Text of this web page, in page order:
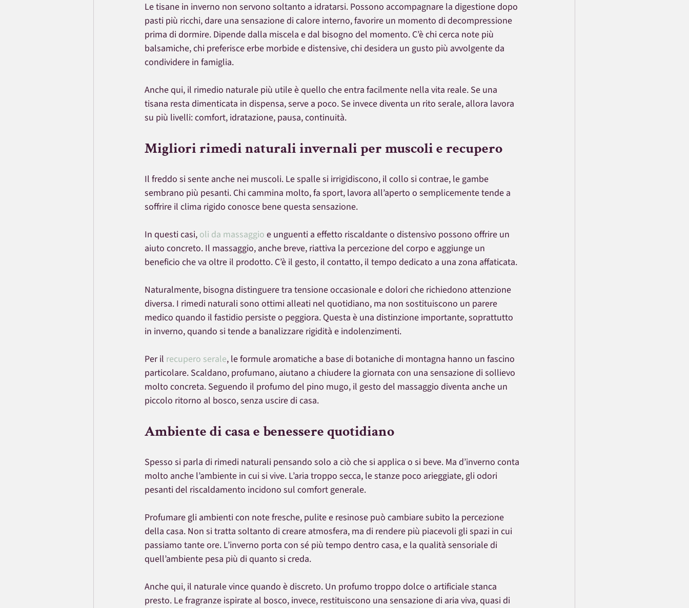
Le tisane in inverno non servono soltanto a idratarsi. Possono accompagnare la digestione dopo
pasti più ricchi, dare una sensazione di calore interno, favorire un momento di decompressione
prima di dormire. Dipende dalla miscela e dal bisogno del momento. C’è chi cerca note più
balsamiche, chi preferisce erbe morbide e distensive, chi desidera un gusto più avvolgente da
condividere in famiglia.
Anche qui, il rimedio naturale più utile è quello che entra facilmente nella vita reale. Se una
tisana resta dimenticata in dispensa, serve a poco. Se invece diventa un rito serale, allora lavora
su più livelli: comfort, idratazione, pausa, continuità.
Migliori rimedi naturali invernali per muscoli e recupero
Il freddo si sente anche nei muscoli. Le spalle si irrigidiscono, il collo si contrae, le gambe
sembrano più pesanti. Chi cammina molto, fa sport, lavora all’aperto o semplicemente tende a
soffrire il clima rigido conosce bene questa sensazione.
In questi casi, oli da massaggio e unguenti a effetto riscaldante o distensivo possono offrire un
aiuto concreto. Il massaggio, anche breve, riattiva la percezione del corpo e aggiunge un
beneficio che va oltre il prodotto. C’è il gesto, il contatto, il tempo dedicato a una zona affaticata.
Naturalmente, bisogna distinguere tra tensione occasionale e dolori che richiedono attenzione
diversa. I rimedi naturali sono ottimi alleati nel quotidiano, ma non sostituiscono un parere
medico quando il fastidio persiste o peggiora. Questa è una distinzione importante, soprattutto
in inverno, quando si tende a banalizzare rigidità e indolenzimenti.
Per il recupero serale, le formule aromatiche a base di botaniche di montagna hanno un fascino
particolare. Scaldano, profumano, aiutano a chiudere la giornata con una sensazione di sollievo
molto concreta. Seguendo il profumo del pino mugo, il gesto del massaggio diventa anche un
piccolo ritorno al bosco, senza uscire di casa.
Ambiente di casa e benessere quotidiano
Spesso si parla di rimedi naturali pensando solo a ciò che si applica o si beve. Ma d’inverno conta
molto anche l’ambiente in cui si vive. L’aria troppo secca, le stanze poco arieggiate, gli odori
pesanti del riscaldamento incidono sul comfort generale.
Profumare gli ambienti con note fresche, pulite e resinose può cambiare subito la percezione
della casa. Non si tratta soltanto di creare atmosfera, ma di rendere più piacevoli gli spazi in cui
passiamo tante ore. L’inverno porta con sé più tempo dentro casa, e la qualità sensoriale di
quell’ambiente pesa più di quanto si creda.
Anche qui, il naturale vince quando è discreto. Un profumo troppo dolce o artificiale stanca
presto. Le fragranze ispirate al bosco, invece, restituiscono una sensazione di aria viva, quasi di